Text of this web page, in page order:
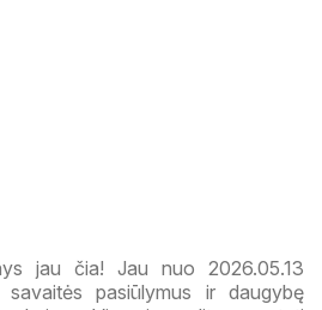
jau čia! Jau nuo 2026.05.13
pasiūlymus ir daugybę